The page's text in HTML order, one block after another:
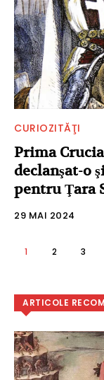
CURIOZITĂŢI
Prima
declanşat-o
pentru Ţara
29 MAI 2024
1 2 3
ARTICOLE